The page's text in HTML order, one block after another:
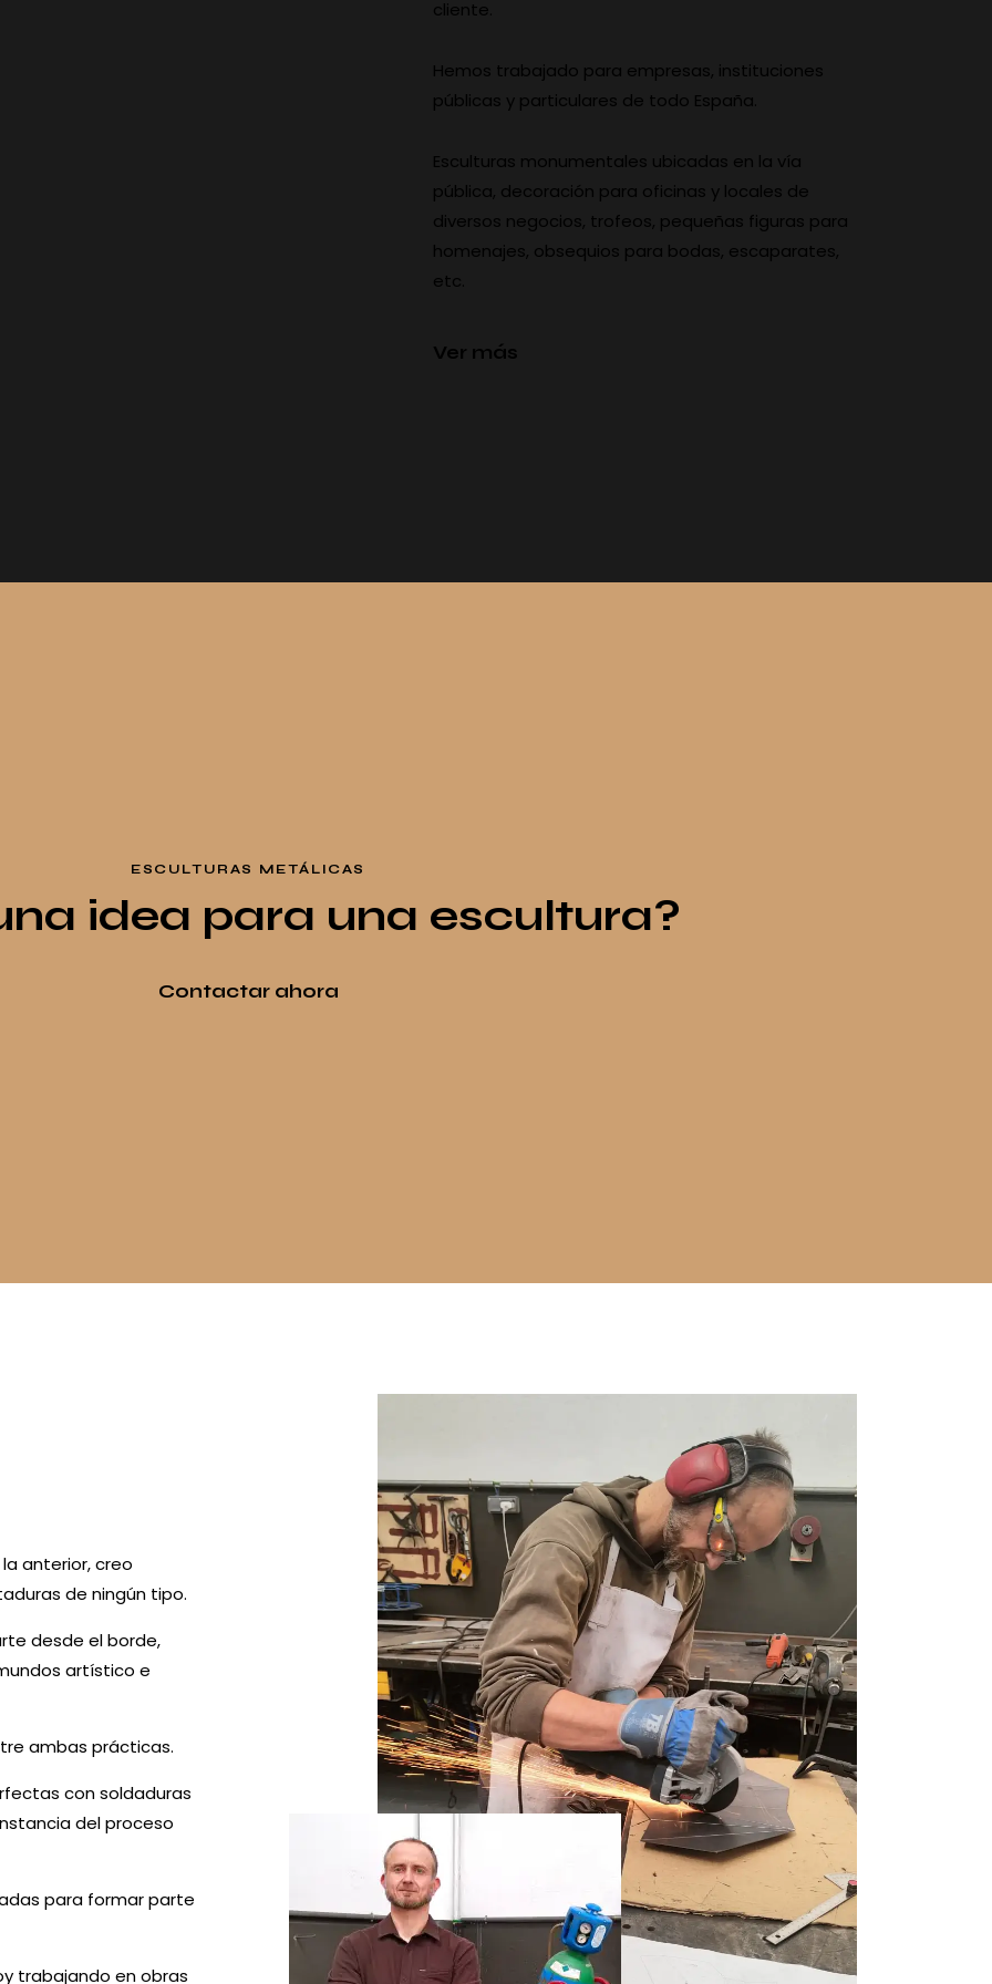
cliente.
Hemos trabajado para empresas, instituciones
públicas y particulares de todo España.
Esculturas monumentales ubicadas en la vía
pública, decoración para oficinas y locales de
diversos negocios, trofeos, pequeñas figuras para
homenajes, obsequios para bodas, escaparates,
etc.
Ver más
ESCULTURAS METÁLICAS
idea para una escultura?
Contactar ahora
anterior, creo
de ningún tipo.
desde el borde,
artístico e
ambas prácticas.
con soldaduras
del proceso
para formar parte
trabajando en obras
Contactar ahora
ambas prácticas.
trabajando en obras